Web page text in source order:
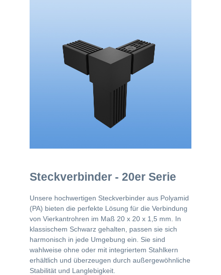
Steckverbinder - 20er Serie
Unsere hochwertigen Steckverbinder aus Polyamid
(PA) bieten die perfekte Lösung für die Verbindung
von Vierkantrohren im Maß 20 x 20 x 1,5 mm. In
klassischem Schwarz gehalten, passen sie sich
harmonisch in jede Umgebung ein. Sie sind
wahlweise ohne oder mit integriertem Stahlkern
erhältlich und überzeugen durch außergewöhnliche
Stabilität und Langlebigkeit.